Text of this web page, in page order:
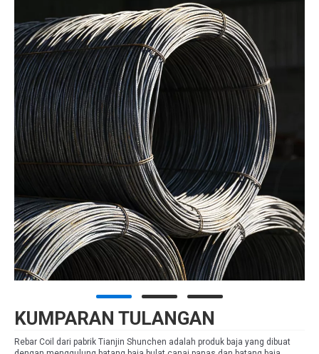
KUMPARAN TULANGAN
Rebar Coil dari pabrik Tianjin Shunchen adalah produk baja yang dibuat